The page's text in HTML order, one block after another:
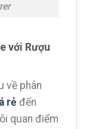
với Rượu
về phân
rẻ đến
quan điểm